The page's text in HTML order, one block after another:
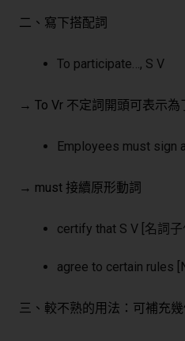
二、寫下搭配詞
To participate…, S V
→ To Vr 不定詞開頭可表示為
Employees must sign
→ must 接續原形動詞
certify that S V [名詞子
agree to certain rules
三、較不熟的用法：可補充